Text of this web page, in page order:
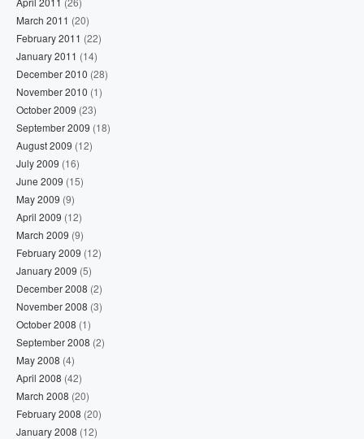
March 2011 (20)
February 2011 (22)
January 2011 (14)
December 2010 (28)
November 2010 (1)
October 2009 (23)
September 2009 (18)
August 2009 (12)
July 2009 (16)
June 2009 (15)
May 2009 (9)
April 2009 (12)
March 2009 (9)
February 2009 (12)
January 2009 (5)
December 2008 (2)
November 2008 (3)
October 2008 (1)
September 2008 (2)
May 2008 (4)
April 2008 (42)
March 2008 (20)
February 2008 (20)
January 2008 (12)